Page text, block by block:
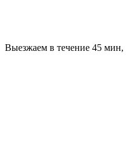
Выезжаем в течение 45 мин,